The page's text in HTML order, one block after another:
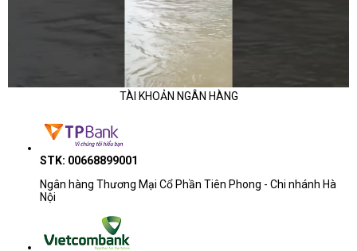
TÀI KHOẢN NGÂN HÀNG
STK: 00668899001
Ngân hàng Thương Mại Cổ Phần Tiên Phong - Chi nhánh Hà
Nội